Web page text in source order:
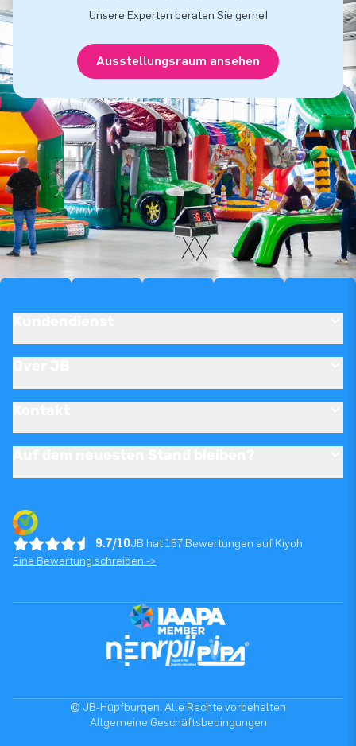
Unsere Experten beraten Sie gerne!
Ausstellungsraum ansehen
9.7/10JB hat 157 Bewertungen auf Kiyoh
Eine Bewertung schreiben ->
© JB-Hüpfburgen. Alle Rechte vorbehalten
Allgemeine Geschäftsbedingungen